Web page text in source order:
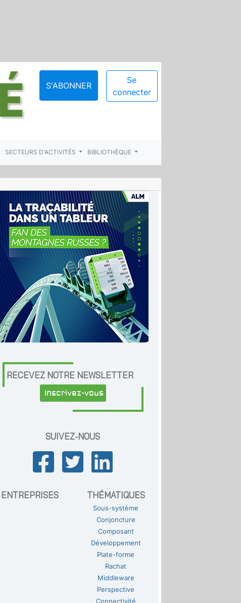
S'ABONNER
Se
connecter
SECTEURS D'ACTIVITÉS BIBLIOTHÈQUE
RECEVEZ NOTRE NEWSLETTER
Inscrivez-vous
SUIVEZ-NOUS
ENTREPRISES THÉMATIQUES
Sous-système
Conjoncture
Composant
Développement
Plate-forme
Rachat
Middleware
Perspective
Connectivité